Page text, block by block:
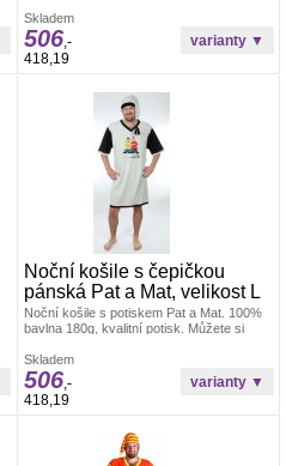
vybrat obrázek Pat a Mat který chcete
natisknout. Obrázky k tisku najdete níže
pod výrobkem.
Skladem
506,-
418,19
Noční košile s čepičkou
pánská Pat a Mat, velikost L
Noční košile s potiskem Pat a Mat. 100%
bavlna 180g, kvalitní potisk. Můžete si
natisknout. Obrázky k tisku najdete níže
pod výrobkem.
Skladem
506,-
418,19